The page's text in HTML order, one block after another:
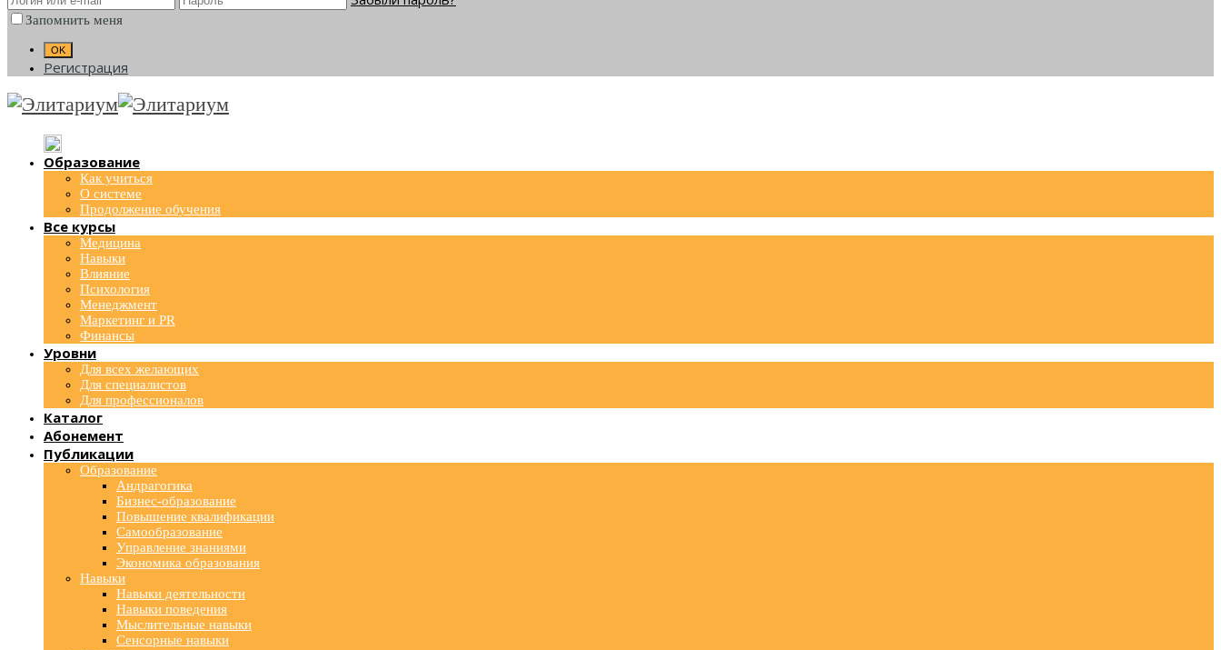
Запомнить меня
Регистрация
Образование
Как учиться
О системе
Продолжение обучения
Все курсы
Медицина
Навыки
Влияние
Психология
Менеджмент
Маркетинг и PR
Финансы
Уровни
Для всех желающих
Для специалистов
Для профессионалов
Каталог
Абонемент
Публикации
Образование
Андрагогика
Бизнес-образование
Повышение квалификации
Самообразование
Управление знаниями
Экономика образования
Навыки
Навыки деятельности
Навыки поведения
Мыслительные навыки
Сенсорные навыки